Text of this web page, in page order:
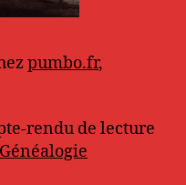
pumbo.fr,
rendu de lecture